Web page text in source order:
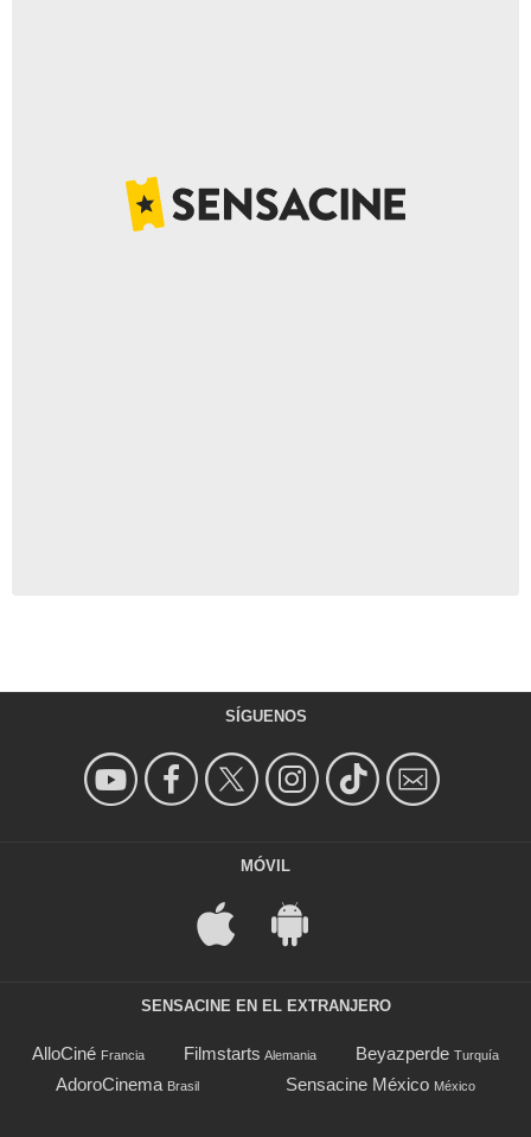
SÍGUENOS
MÓVIL
SENSACINE EN EL EXTRANJERO
AlloCiné Francia Filmstarts Alemania Beyazperde Turquía
AdoroCinema Brasil Sensacine México México